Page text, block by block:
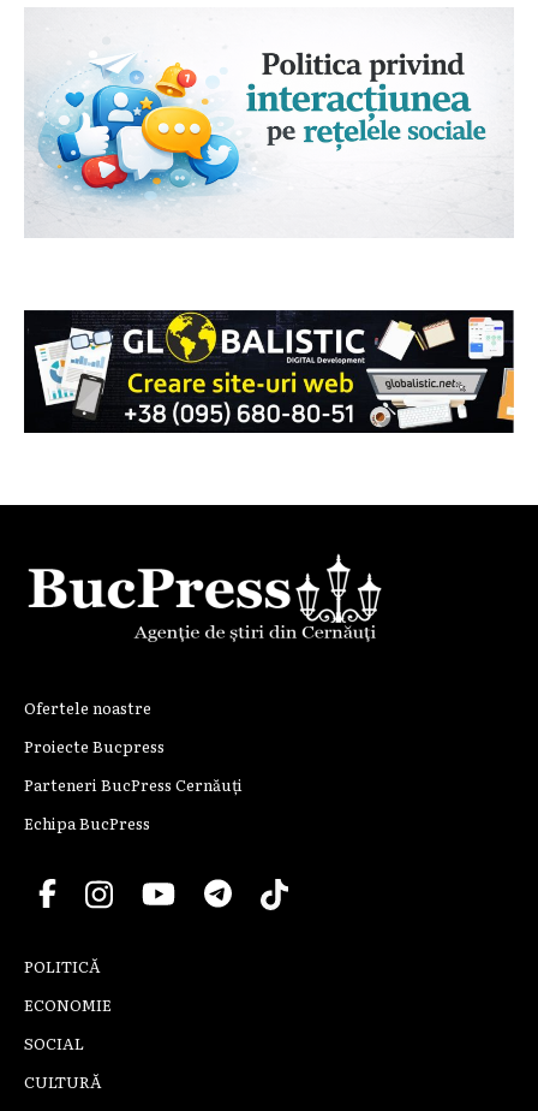
Ofertele noastre
Proiecte Bucpress
Parteneri BucPress Cernăuți
Echipa BucPress
POLITICĂ
ECONOMIE
SOCIAL
CULTURĂ